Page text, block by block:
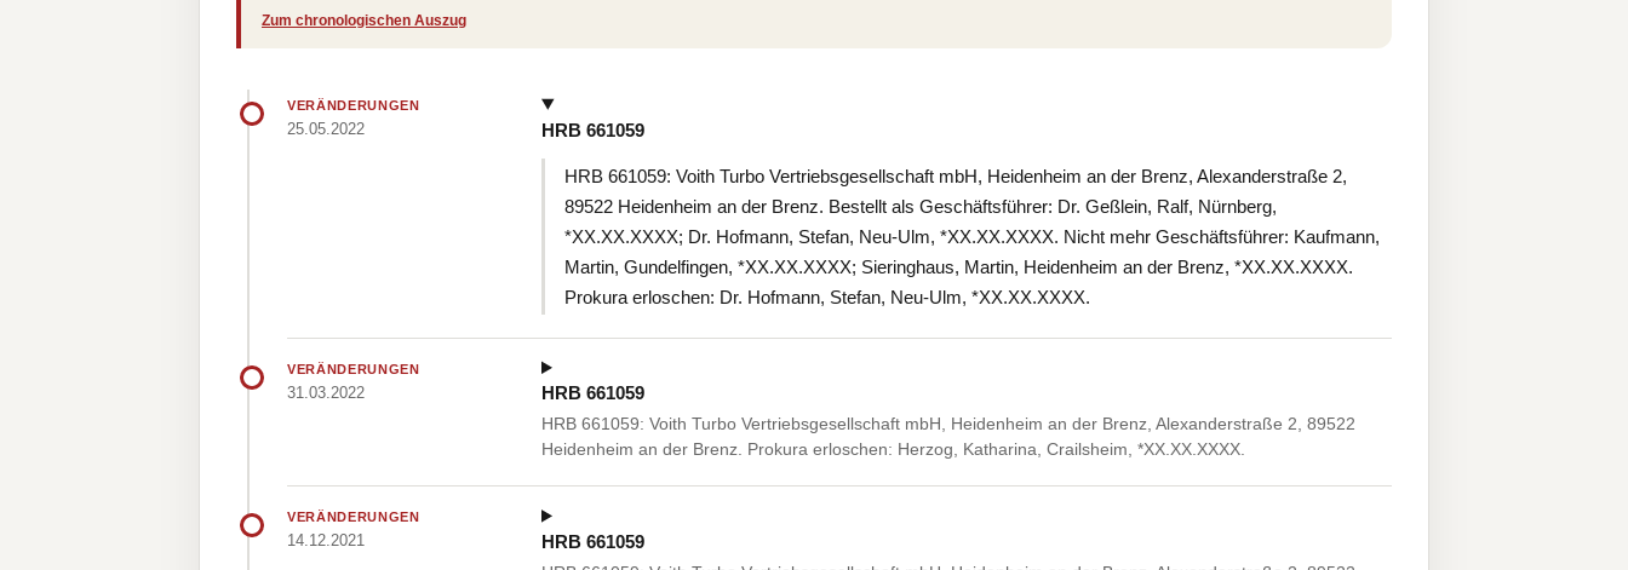
Zum chronologischen Auszug
VERÄNDERUNGEN
25.05.2022 HRB 661059
HRB 661059: Voith Turbo Vertriebsgesellschaft mbH, Heidenheim an der Brenz, Alexanderstraße 2,
89522 Heidenheim an der Brenz. Bestellt als Geschäftsführer: Dr. Geßlein, Ralf, Nürnberg,
*XX.XX.XXXX; Dr. Hofmann, Stefan, Neu-Ulm, *XX.XX.XXXX. Nicht mehr Geschäftsführer: Kaufmann,
Martin, Gundelfingen, *XX.XX.XXXX; Sieringhaus, Martin, Heidenheim an der Brenz, *XX.XX.XXXX.
Prokura erloschen: Dr. Hofmann, Stefan, Neu-Ulm, *XX.XX.XXXX.
VERÄNDERUNGEN
31.03.2022 HRB 661059
HRB 661059: Voith Turbo Vertriebsgesellschaft mbH, Heidenheim an der Brenz, Alexanderstraße 2, 89522
Heidenheim an der Brenz. Prokura erloschen: Herzog, Katharina, Crailsheim, *XX.XX.XXXX.
VERÄNDERUNGEN
14.12.2021 HRB 661059